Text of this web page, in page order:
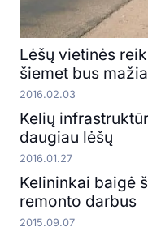
Lėšų vietinės
šiemet bus
2016.02.03
Kelių
daugiau lėšų
2016.01.27
Kelininkai baigė
remonto darbus
2015.09.07